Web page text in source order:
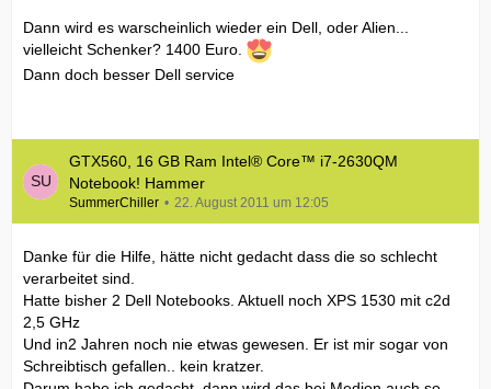
Dann wird es warscheinlich wieder ein Dell, oder Alien...
vielleicht Schenker? 1400 Euro.
Dann doch besser Dell service
GTX560, 16 GB Ram Intel® Core™ i7-2630QM
Notebook! Hammer
SummerChiller 22. August 2011 um 12:05
Danke für die Hilfe, hätte nicht gedacht dass die so schlecht
verarbeitet sind.
Hatte bisher 2 Dell Notebooks. Aktuell noch XPS 1530 mit c2d
2,5 GHz
Und in2 Jahren noch nie etwas gewesen. Er ist mir sogar von
Schreibtisch gefallen.. kein kratzer.